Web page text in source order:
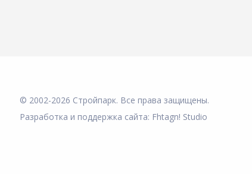
© 2002-2026 Стройпарк. Все права защищены.
Разработка и поддержка сайта: Fhtagn! Studio